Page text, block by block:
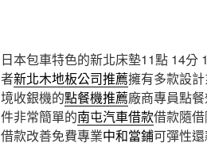
日本包車特色的新北床墊11點 14分
者新北木地板公司推薦擁有多款設
境收銀機的點餐機推薦廠商專員點
件非常簡單的南屯汽車借款借款隨
借款改善免費專業中和當鋪可彈性